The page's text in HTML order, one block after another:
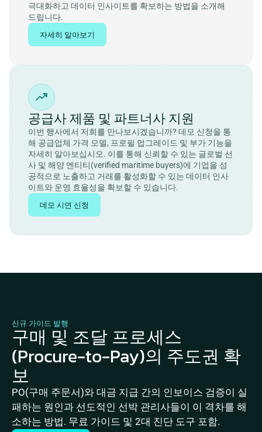
극대화하고 데이터 인사이트를 확보하는 방법을 소개해
드립니다.
자세히 알아보기
공급사 제품 및 파트너사 지원
이번 행사에서 저희를 만나보시겠습니까? 데모 신청을 통
해 공급업체 가격 모델, 프로필 업그레이드 및 부가 기능을
자세히 알아보십시오. 이를 통해 신뢰할 수 있는 글로벌 선
사 및 해양 엔티티(verified maritime buyers)에 기업을 성
공적으로 노출하고 거래를 활성화할 수 있는 데이터 인사
이트와 운영 효율성을 확보할 수 있습니다.
데모 시연 신청
신규 가이드 발행
구매 및 조달 프로세스
(Procure-to-Pay)의 주도권 확
보
PO(구매 주문서)와 대금 지급 간의 인보이스 검증이 실
패하는 원인과 선도적인 선박 관리사들이 이 격차를 해
소하는 방법. 무료 가이드 및 2대 진단 도구 포함.